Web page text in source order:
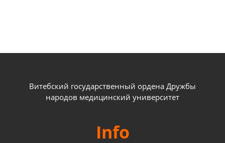
Витебский государственный ордена Дружбы
народов медицинский университет
Info